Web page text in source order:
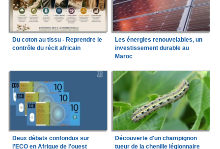
Du coton au tissu - Reprendre le
contrôle du récit africain
Les énergies renouvelables, un
investissement durable au
Maroc
Deux débats confondus sur
l'ECO en Afrique de l'ouest
Découverte d'un champignon
tueur de la chenille légionnaire